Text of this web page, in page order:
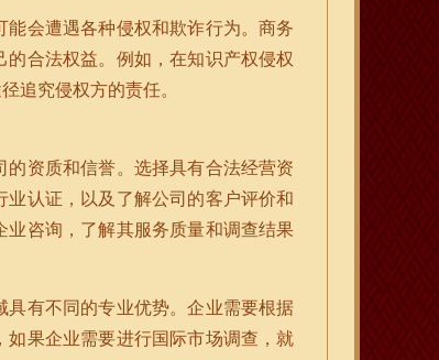
会遭遇各种侵权和欺诈行为。商务
合法权益。例如，在知识产权侵权
追究侵权方的责任。
资质和信誉。选择具有合法经营资
认证，以及了解公司的客户评价和
咨询，了解其服务质量和调查结果
有不同的专业优势。企业需要根据
果企业需要进行国际市场调查，就